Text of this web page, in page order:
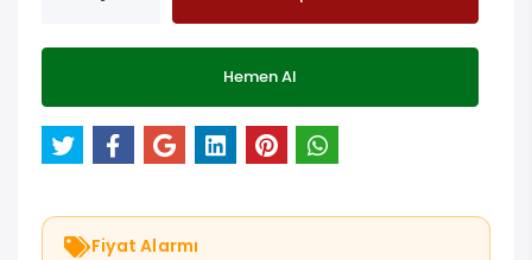
Hemen Al
Fiyat Alarmı